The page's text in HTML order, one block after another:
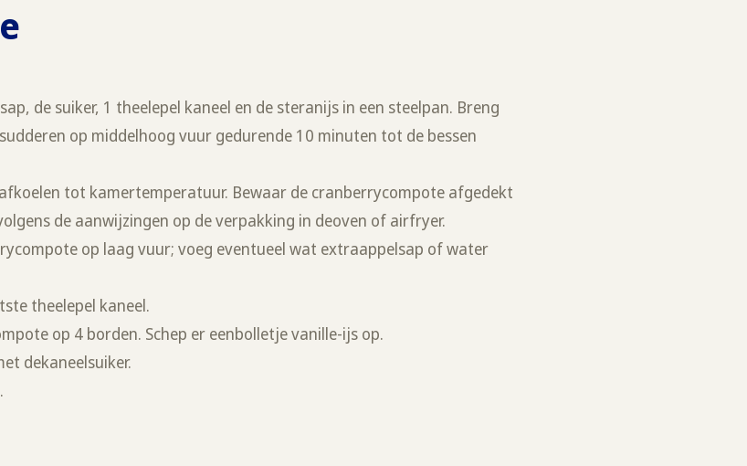
de suiker, 1 theelepel kaneel en de steranijs in een steelpan. Breng
op middelhoog vuur gedurende 10 minuten tot de bessen
tot kamertemperatuur. Bewaar de cranberrycompote afgedekt
de aanwijzingen op de verpakking in deoven of airfryer.
op laag vuur; voeg eventueel wat extraappelsap of water
theelepel kaneel.
op 4 borden. Schep er eenbolletje vanille-ijs op.
dekaneelsuiker.